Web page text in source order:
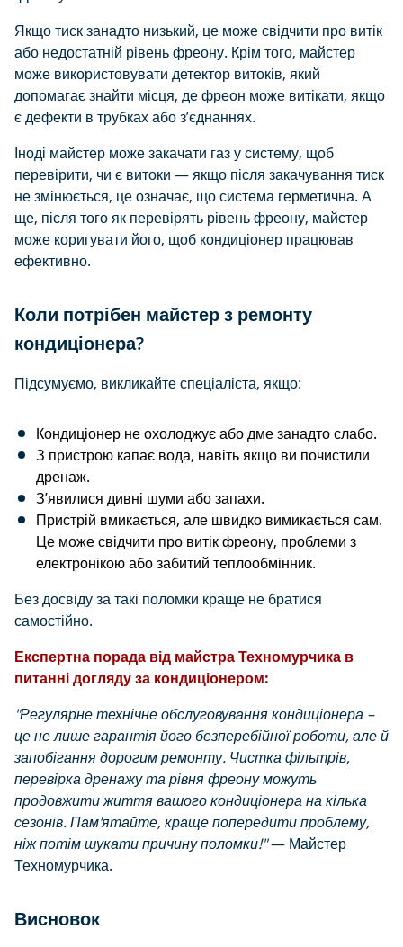
Якщо тиск занадто низький, це може свідчити про витік
або недостатній рівень фреону. Крім того, майстер
може використовувати детектор витоків, який
допомагає знайти місця, де фреон може витікати, якщо
є дефекти в трубках або з’єднаннях.
Іноді майстер може закачати газ у систему, щоб
перевірити, чи є витоки — якщо після закачування тиск
не змінюється, це означає, що система герметична. А
ще, після того як перевірять рівень фреону, майстер
може коригувати його, щоб кондиціонер працював
ефективно.
Коли потрібен майстер з ремонту
кондиціонера?
Підсумуємо, викликайте спеціаліста, якщо:
Кондиціонер не охолоджує або дме занадто слабо.
З пристрою капає вода, навіть якщо ви почистили
дренаж.
З’явилися дивні шуми або запахи.
Пристрій вмикається, але швидко вимикається сам.
Це може свідчити про витік фреону, проблеми з
електронікою або забитий теплообмінник.
Без досвіду за такі поломки краще не братися
самостійно.
Експертна порада від майстра Техномурчика в
питанні догляду за кондиціонером:
"Регулярне технічне обслуговування кондиціонера –
це не лише гарантія його безперебійної роботи, але й
запобігання дорогим ремонту. Чистка фільтрів,
перевірка дренажу та рівня фреону можуть
продовжити життя вашого кондиціонера на кілька
сезонів. Пам’ятайте, краще попередити проблему,
ніж потім шукати причину поломки!"— Майстер
Техномурчика.
Висновок